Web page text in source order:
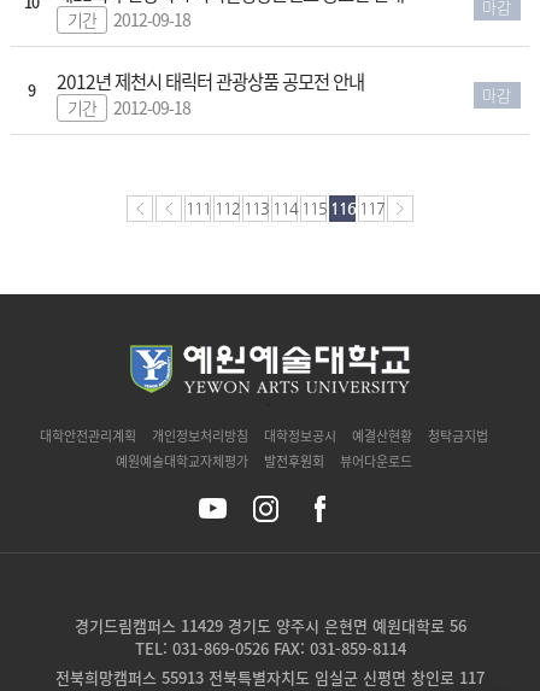
기간 2012-09-18
마감
9 2012년 제천시 태릭터 관광상품 공모전 안내
기간 2012-09-18
마감
111 112 113 114 115 116 117
대학안전관리계획 개인정보처리방침 대학정보공시 예결산현황
청탁금지법
예원예술대학교자체평가
발전후원회 뷰어다운로드
경기드림캠퍼스 11429 경기도 양주시 은현면 예원대학로 56
TEL: 031-869-0526 FAX: 031-859-8114
전북희망캠퍼스 55913 전북특별자치도 임실군 신평면 창인로 117